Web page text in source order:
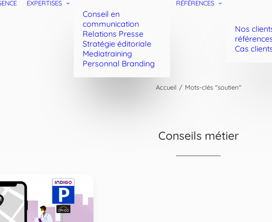
EXPERTISES
Conseil en
communication
Relations Presse
Stratégie éditoriale
Mediatraining
Personnal Branding
RÉFÉRENCES
Nos
Cas
Accueil Mots-clés "soutien"
Conseils métier